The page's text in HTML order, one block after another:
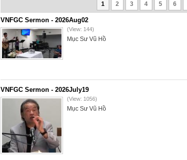
1 2 3 4 5 6
VNFGC Sermon - 2026Aug02
(View: 144)
Mục Sư Vũ Hồ
VNFGC Sermon - 2026July19
(View: 1056)
Mục Sư Vũ Hồ